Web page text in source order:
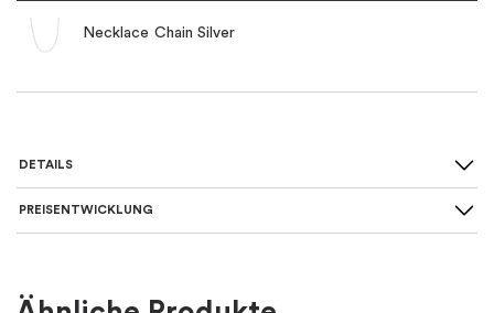
Necklace Chain Silver
DETAILS
Für wen:
PREISENTWICKLUNG